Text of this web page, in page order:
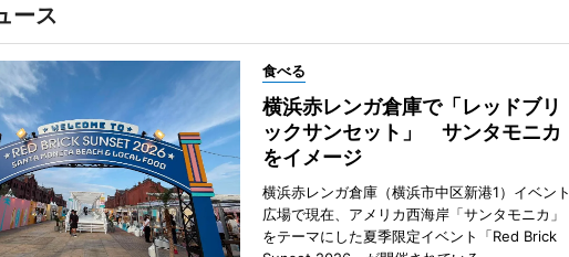
ース
食べる
横浜赤レンガ倉庫で「レッドブリ
ックサンセット」 サンタモニカ
をイメージ
横浜赤レンガ倉庫（横浜市中区新港1）イベント
広場で現在、アメリカ西海岸「サンタモニカ」
をテーマにした夏季限定イベント「Red Brick